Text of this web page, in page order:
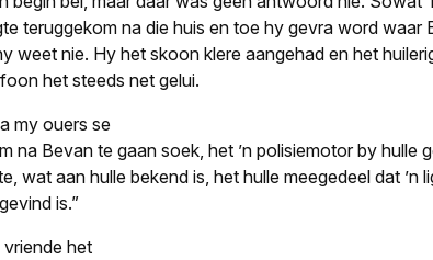
teruggekom na die huis en toe hy gevra word waar
weet nie. Hy het skoon klere aangehad en het
het steeds net gelui.
my ouers se
na Bevan te gaan soek, het ’n polisiemotor by hulle
wat aan hulle bekend is, het hulle meegedeel dat ’n
is.”
vriende het